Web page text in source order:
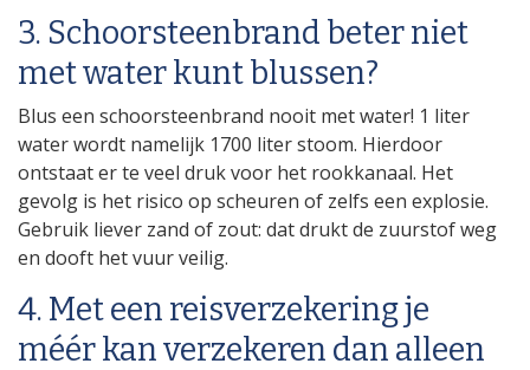
3. Schoorsteenbrand beter niet
met water kunt blussen?
Blus een schoorsteenbrand nooit met water! 1 liter
water wordt namelijk 1700 liter stoom. Hierdoor
ontstaat er te veel druk voor het rookkanaal. Het
gevolg is het risico op scheuren of zelfs een explosie.
Gebruik liever zand of zout: dat drukt de zuurstof weg
en dooft het vuur veilig.
4. Met een reisverzekering je
méér kan verzekeren dan alleen